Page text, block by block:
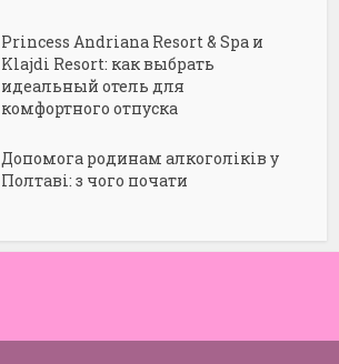
Princess Andriana Resort & Spa и
Klajdi Resort: как выбрать
идеальный отель для
комфортного отпуска
Допомога родинам алкоголіків у
Полтаві: з чого почати